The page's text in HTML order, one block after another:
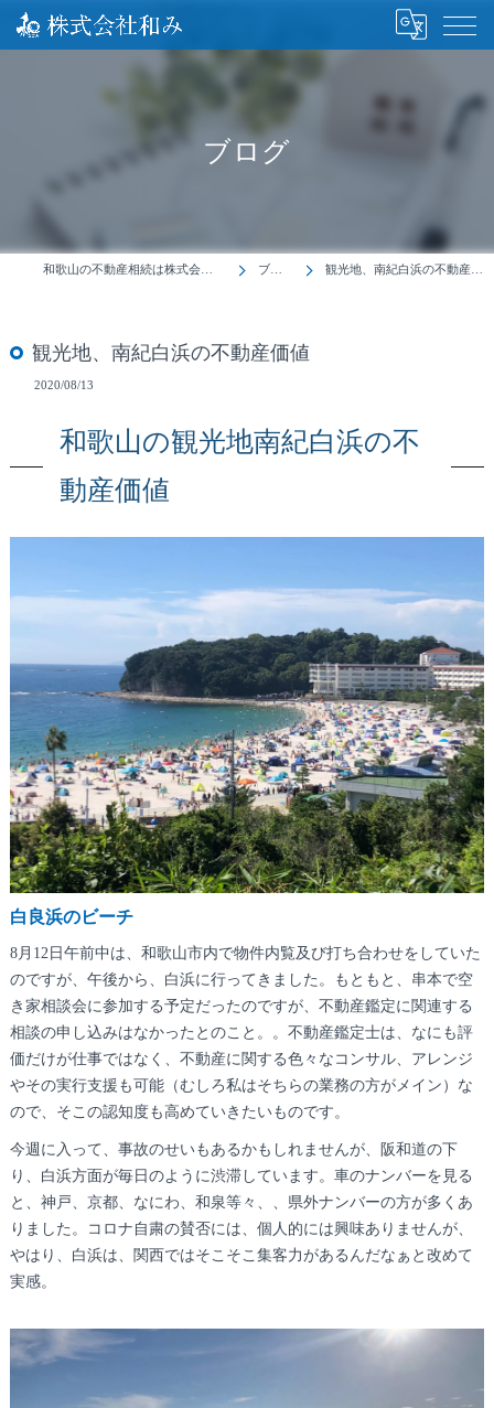
ブログ
和歌山の不動産相続は株式会社和み ブログ 観光地、南紀白浜の不動産価値
観光地、南紀白浜の不動産価値
2020/08/13
和歌山の観光地南紀白浜の不
動産価値
白良浜のビーチ
8月12日午前中は、和歌山市内で物件内覧及び打ち合わせをしていた
のですが、午後から、白浜に行ってきました。もともと、串本で空
き家相談会に参加する予定だったのですが、不動産鑑定に関連する
相談の申し込みはなかったとのこと。。不動産鑑定士は、なにも評
価だけが仕事ではなく、不動産に関する色々なコンサル、アレンジ
やその実行支援も可能（むしろ私はそちらの業務の方がメイン）な
ので、そこの認知度も高めていきたいものです。
今週に入って、事故のせいもあるかもしれませんが、阪和道の下
り、白浜方面が毎日のように渋滞しています。車のナンバーを見る
と、神戸、京都、なにわ、和泉等々、、県外ナンバーの方が多くあ
りました。コロナ自粛の賛否には、個人的には興味ありませんが、
やはり、白浜は、関西ではそこそこ集客力があるんだなぁと改めて
実感。